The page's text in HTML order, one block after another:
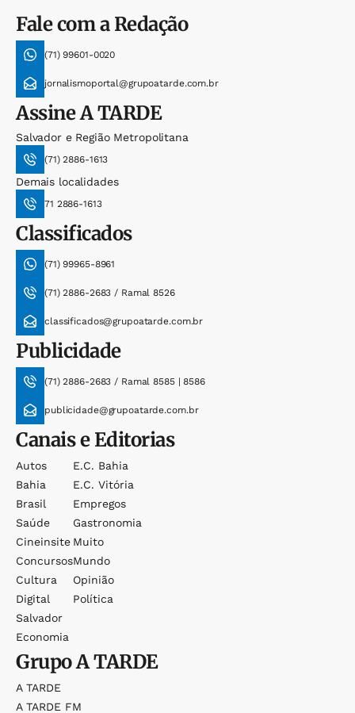
Fale com a Redação
(71) 99601-0020
jornalismoportal@grupoatarde.com.br
AssineA TARDE
Salvador e Região Metropolitana
(71) 2886-1613
Demais localidades
71 2886-1613
Classificados
(71) 99965-8961
(71) 2886-2683 / Ramal 8526
classificados@grupoatarde.com.br
Publicidade
(71) 2886-2683 / Ramal 8585 | 8586
publicidade@grupoatarde.com.br
Canais e Editorias
Autos
Bahia
Brasil
Saúde
Cineinsite
Concursos
Cultura
Digital
Salvador
Economia
E.c. Bahia
E.c. Vitória
Empregos
Gastronomia
Muito
Mundo
Opinião
Política
GrupoA TARDE
A TARDE
A TARDE FM